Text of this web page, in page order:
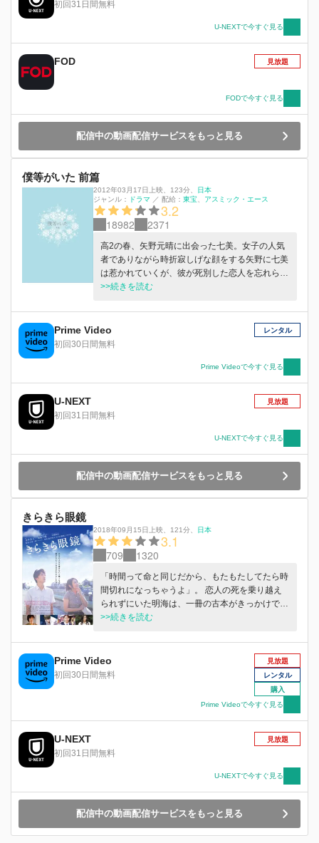
初回31日間無料
U-NEXTで今すぐ見る
FOD 見放題
FODで今すぐ見る
配信中の動画配信サービスをもっと見る
僕等がいた 前篇
2012年03月17日上映 123分
日本
ジャンル：
ドラマ ／ 配給： 東宝 アスミック・エース
3.2
18982 2371
高2の春、矢野元晴に出会った七美。女子の人気
者でありながら時折寂しげな顔をする矢野に七美
は惹かれていくが、彼が死別した恋人を忘れられ
ずにいることを知る。悩んだ末、七美は矢野に思
ていくが…。
>>続きを読む
Prime Video
初回30日間無料
レンタル
Prime Videoで今すぐ見る
U-NEXT
初回31日間無料
見放題
U-NEXTで今すぐ見る
配信中の動画配信サービスをもっと見る
きらきら眼鏡
2018年09月15日上映 121分 日本
3.1
709 1320
「時間って命と同じだから、もたもたしてたら時
間切れになっちゃうよ」。 恋人の死を乗り越え
られずにいた明海は、一冊の古本がきっかけで出
会ったあかねから、そう教えられる。いつも前向
る“きらきら眼鏡”をかけているという。だが、彼
女もまた余命宣告された恋人の裕二と向き合うつ
らい現実を抱えていた。過去から立ち直れず、も
がきながら生きてきた明海にとって、毎日を輝か
せようとするあかねに、次第に惹かれていく―。
>>続きを読む
Prime Video
初回30日間無料
見放題
レンタル
購入
Prime Videoで今すぐ見る
U-NEXT
初回31日間無料
見放題
U-NEXTで今すぐ見る
配信中の動画配信サービスをもっと見る